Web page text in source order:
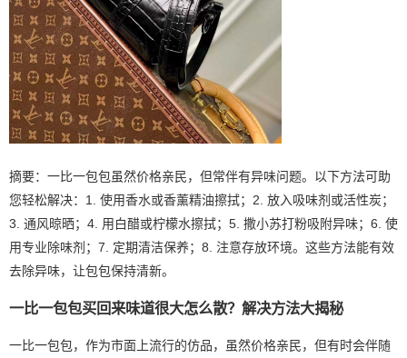
摘要：一比一包包虽然价格亲民，但常伴有异味问题。以下方法可助
您轻松解决：1. 使用香水或香薰精油擦拭；2. 放入吸味剂或活性炭；
3. 通风晾晒；4. 用白醋或柠檬水擦拭；5. 撒小苏打粉吸附异味；6. 使
用专业除味剂；7. 定期清洁保养；8. 注意存放环境。这些方法能有效
去除异味，让包包保持清新。
一比一包包买回来味道很大怎么散？解决方法大揭秘
一比一包包，作为市面上流行的仿品，虽然价格亲民，但有时会伴随